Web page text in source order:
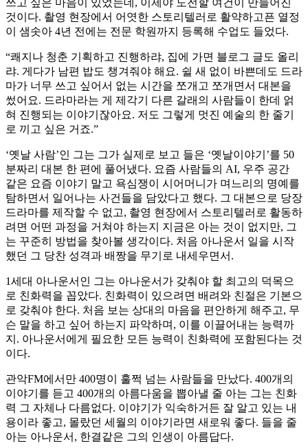
쓰고 싶은 마음이 있었는데, 이제야 도전할 여건이 만들어진
것이다. 촬영 현장에서 어엿한 스토리텔러로 활약하고픈 열정
이 샘솟아 4년 전에는 전문 학원까지 등록해 수업도 들었다.
“쾌지나 청춘 기획하고 진행하랴, 집에 가면 블로그 글도 올리
랴. 게다가 남편 밥도 챙겨줘야 해요. 쉴 새 없이 바쁜데도 드라
마가 너무 쓰고 싶어서 없는 시간을 쪼개고 쪼개면서 대본을
썼어요. 드라마라는 게 제각기 다른 갈래의 사람들이 한데 얽
혀 진행되는 이야기잖아요. 저도 그렇게 멋진 예술의 한 줄기
로 끼고 싶은 거죠.”
‘옛날 사람’인 그는 그가 실제로 보고 들은 ‘옛날이야기’를 50
분짜리 대본 한 편에 풀어냈다. 요즘 사람들의 AI, 우주 공간
같은 요즘 이야기 말고 욕심쟁이 시어머니가 며느리의 명예를
탐하면서 일어나는 사건들을 담았다고 했다. 그 대본으로 당장
드라마를 제작할 수 없고, 촬영 현장에서 스토리텔러로 활동하
려면 어떤 과정을 거쳐야 하는지 지금은 아는 것이 없지만, 그
는 꾸준히 방법을 찾아볼 생각이다. 처음 아나운서 일을 시작
했던 그 당찬 성격과 배짱을 무기로 내세우면서.
1세대 아나운서인 그는 아나운서가 갖춰야 할 최고의 덕목으
로 친화력을 꼽았다. 친화력이 있으려면 배려와 친절은 기본으
로 갖춰야 한다. 처음 보는 상대의 마음을 편안하게 해주고, 무
슨 말을 하고 싶어 하는지 파악하며, 이를 이끌어내는 능력까
지. 아나운서에게 필요한 모든 능력이 친화력에 포함된다는 것
이다.
관악FM에서만 400명이 훌쩍 넘는 사람들을 만났다. 400개의
이야기를 듣고 400개의 아름다움을 뽑아낼 줄 아는 그는 친화
력 그 자체나 다름없다. 이야기가 익숙하거든 잘 알고 있는 내
용이라 좋고, 몰랐던 세월의 이야기라면 새로워 좋다. 들을 줄
아는 아나운서, 한결같은 그의 인생이 아름답다.